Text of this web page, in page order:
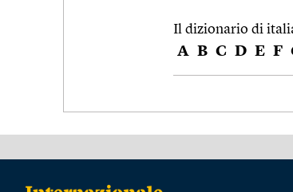
Il dizionario di
A B C D E F